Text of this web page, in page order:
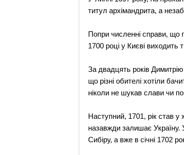
титул архімандрита, а
Попри численні справи, що
1700 році у Києві
За двадцять років
що різні обителі хотіли
ніколи не шукав слави чи
Наступний, 1701, рік став
назавжди залишає Україну.
Сибіру, а вже в січні 1702